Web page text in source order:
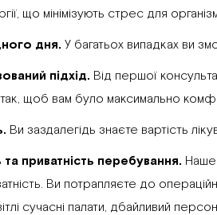
що мінімізують стрес для
дня. У багатьох випадках ви
підхід. Від першої
щоб вам було максимально
Ви заздалегідь знаєте вартість
приватність перебування. Наше
Ви потрапляєте до
сучасні палати, дбайливий